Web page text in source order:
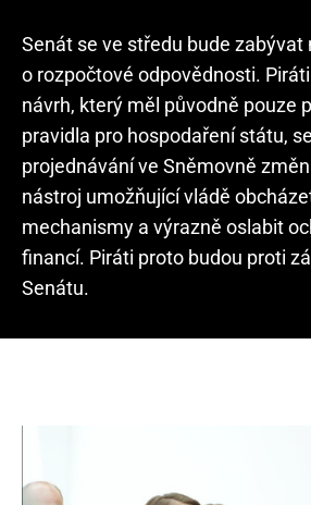
Senát se ve středu bude zabývat
o rozpočtové odpovědnosti.
návrh, který měl původně pouze
pravidla pro hospodaření státu,
projednávání ve Sněmovně
nástroj umožňující vládě
mechanismy a výrazně oslabit
financí. Piráti proto budou proti
Senátu.